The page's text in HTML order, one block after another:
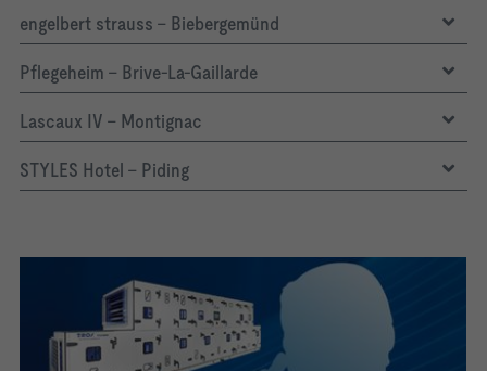
engelbert strauss - Biebergemünd
Pflegeheim - Brive-La-Gaillarde
Lascaux IV - Montignac
STYLES Hotel - Piding